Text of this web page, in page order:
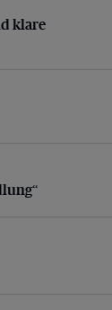
klare Ansage
klare